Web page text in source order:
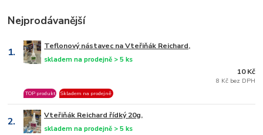
Nejprodávanější
1. Teflonový nástavec na Vteřiňák Reichard,
skladem na prodejně > 5 ks
TOP produkt Skladem na prodejně
10 Kč
8 Kč bez DPH
2. Vteřiňák Reichard řídký 20g,
skladem na prodejně > 5 ks